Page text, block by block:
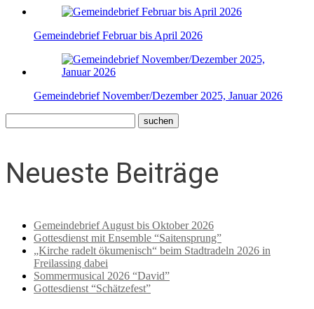
Gemeindebrief Februar bis April 2026
Gemeindebrief November/Dezember 2025, Januar 2026
Neueste Beiträge
Gemeindebrief August bis Oktober 2026
Gottesdienst mit Ensemble “Saitensprung”
„Kirche radelt ökumenisch“ beim Stadtradeln 2026 in
Freilassing dabei
Sommermusical 2026 “David”
Gottesdienst “Schätzefest”